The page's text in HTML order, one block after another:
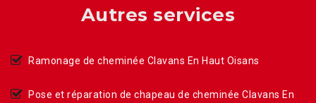
Autres services
Ramonage de cheminée Clavans En Haut Oisans
Pose et réparation de chapeau de cheminée Clavans En